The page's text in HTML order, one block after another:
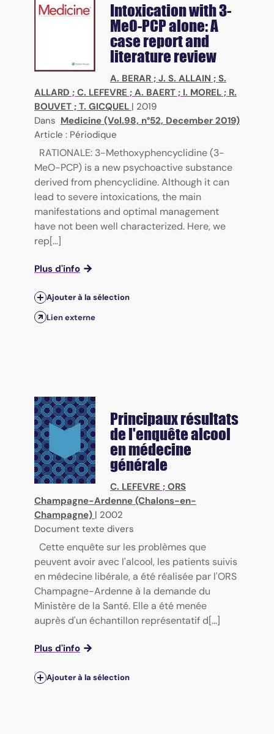
Intoxication with 3-
MeO-PCP alone: A
case report and
literature review
A. BERAR ; J. S. ALLAIN ; S.
ALLARD ; C. LEFEVRE ; A. BAERT ; I. MOREL ; R.
BOUVET ; T. GICQUEL | 2019
Dans Medicine (Vol.98, n°52, December 2019)
Article : Périodique
RATIONALE: 3-Methoxyphencyclidine (3-
MeO-PCP) is a new psychoactive substance
derived from phencyclidine. Although it can
lead to severe intoxications, the main
manifestations and optimal management
have not been well characterized. Here, we
rep[...]
Plus d'info
Ajouter à la sélection
Lien externe
Principaux résultats
de l'enquête alcool
en médecine
générale
C. LEFEVRE ; ORS
Champagne-Ardenne (Chalons-en-
Champagne) | 2002
Document texte divers
Cette enquête sur les problèmes que
peuvent avoir avec l'alcool, les patients suivis
en médecine libérale, a été réalisée par l'ORS
Champagne-Ardenne à la demande du
Ministère de la Santé. Elle a été menée
auprès d'un échantillon représentatif d[...]
Plus d'info
Ajouter à la sélection